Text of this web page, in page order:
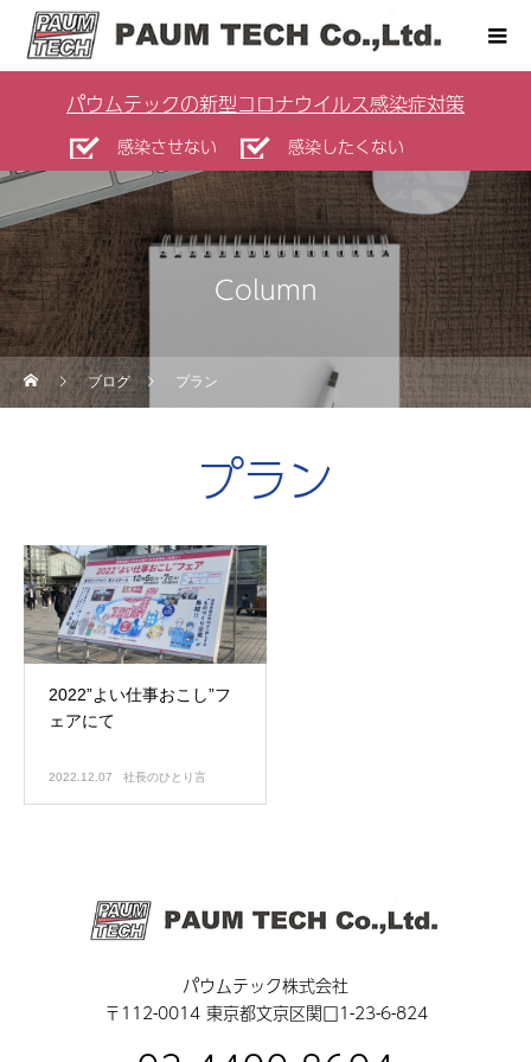
パウムテックの新型コロナウイルス感染症対策
感染させない 感染したくない
Column
ブログ プラン
プラン
2022”よい仕事おこし”フ
ェアにて
2022.12.07 社長のひとり言
パウムテック株式会社
〒112-0014 東京都文京区関口1-23-6-824